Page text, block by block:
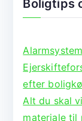
Boligtips
efter
Alt du skal
materiale til